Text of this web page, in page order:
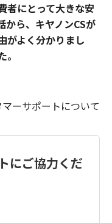
者にとって大きな安
から、キヤノンCSが
がよく分かりまし
ーサポートについて
にご協力くだ